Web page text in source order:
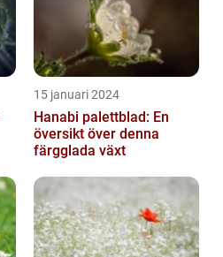
15 januari 2024
Hanabi palettblad: En
översikt över denna
färgglada växt